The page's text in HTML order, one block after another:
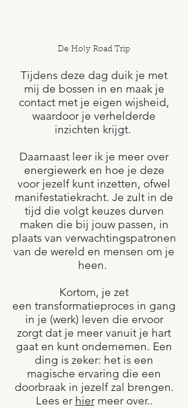
De Holy Road Trip
Tijdens deze dag duik je met
mij de bossen in en maak je
contact met je eigen wijsheid,
waardoor je verhelderde
inzichten krijgt.
Daarnaast leer ik je meer over
energiewerk en hoe je deze
voor jezelf kunt inzetten, ofwel
manifestatiekracht. Je zult in de
tijd die volgt keuzes durven
maken die bij jouw passen, in
plaats van verwachtingspatronen
van de wereld en mensen om je
heen.
Kortom, je zet
een transformatieproces in gang
in je (werk) leven die ervoor
zorgt dat je meer vanuit je hart
gaat en kunt ondernemen. Een
ding is zeker: het is een
magische ervaring die een
doorbraak in jezelf zal brengen.
Lees er hier meer over..